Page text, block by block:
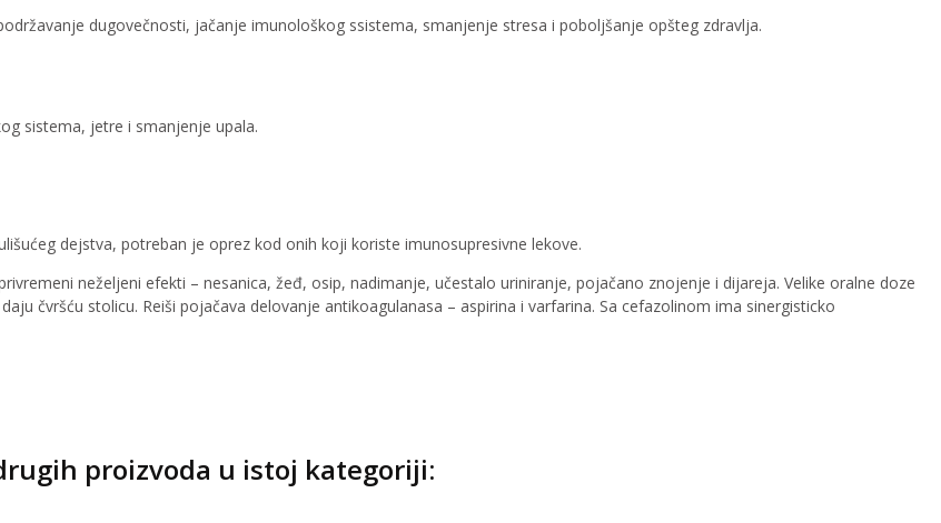
dugovečnosti, jačanje imunološkog ssistema, smanjenje stresa i poboljšanje opšteg zdravlja.
sistema, jetre i smanjenje upala.
dejstva, potreban je oprez kod onih koji koriste imunosupresivne lekove.
neželjeni efekti – nesanica, žeđ, osip, nadimanje, učestalo uriniranje, pojačano znojenje i dijareja. Velike oralne doze
čvršću stolicu. Reiši pojačava delovanje antikoagulanasa – aspirina i varfarina. Sa cefazolinom ima sinergisticko
proizvoda u istoj kategoriji: